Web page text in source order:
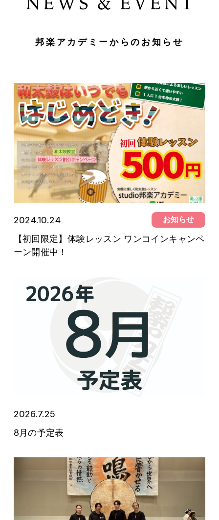
邦楽アカデミーからのお知らせ
2024.10.24 お知らせ
【初回限定】体験レッスン ワンコインキャンペ
ーン開催中！
2026.7.25
8月の予定表